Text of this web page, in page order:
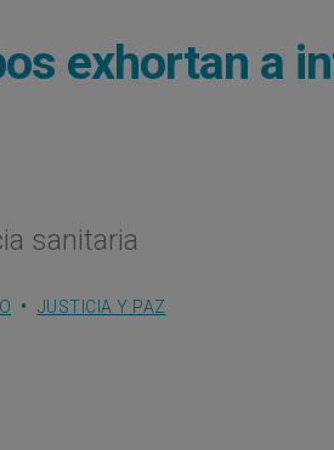
exhortan a
sanitaria
JUSTICIA Y PAZ